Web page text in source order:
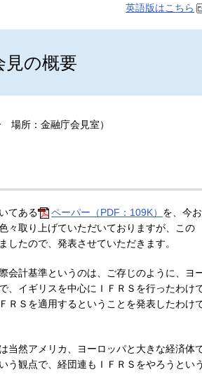
英語版はこちら
見の概要
場所：金融庁会見室）
てある ペーパー（PDF：109K） を、今お
々取り上げていただいておりますが、この
たので、発表させていただきます。
会計基準というのは、ご存じのように、ヨ
、イギリスを中心にＩＦＲＳを行ったわけ
ＲＳを適用するということを発表したわけ
当然アメリカ、ヨーロッパと大きな経済体
う観点で、経団連もＩＦＲＳをやろうという